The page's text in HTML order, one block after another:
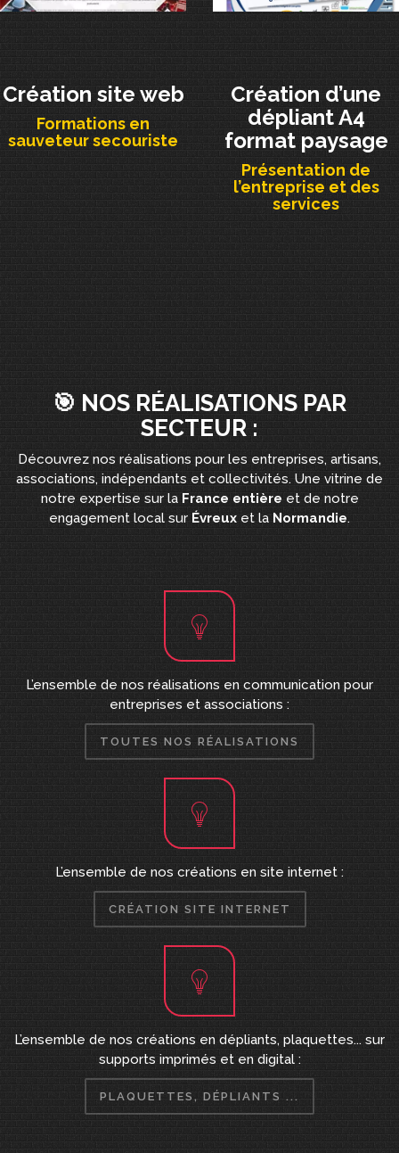
Création site web
Formations en
sauveteur secouriste
Création d’une
dépliant A4
format paysage
Présentation de
l’entreprise et des
services
🎯 NOS RÉALISATIONS PAR
SECTEUR :
Découvrez nos réalisations pour les entreprises, artisans,
associations, indépendants et collectivités. Une vitrine de
notre expertise sur la France entière et de notre
engagement local sur Évreux et la Normandie.
L’ensemble de nos réalisations en communication pour
entreprises et associations :
TOUTES NOS RÉALISATIONS
L’ensemble de nos créations en site internet :
CRÉATION SITE INTERNET
L’ensemble de nos créations en dépliants, plaquettes... sur
supports imprimés et en digital :
PLAQUETTES, DÉPLIANTS ...